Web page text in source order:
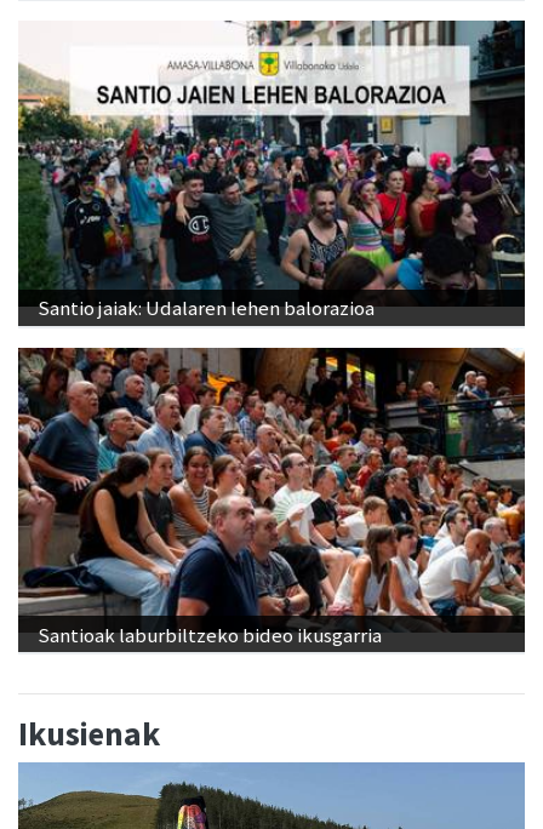
Santio jaiak: Udalaren lehen balorazioa
Santioak laburbiltzeko bideo ikusgarria
Ikusienak